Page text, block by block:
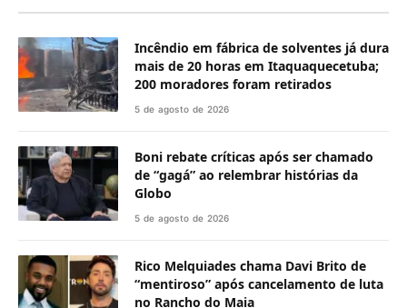
Incêndio em fábrica de solventes já dura
mais de 20 horas em Itaquaquecetuba;
200 moradores foram retirados
5 de agosto de 2026
Boni rebate críticas após ser chamado
de “gagá” ao relembrar histórias da
Globo
5 de agosto de 2026
Rico Melquiades chama Davi Brito de
“mentiroso” após cancelamento de luta
no Rancho do Maia